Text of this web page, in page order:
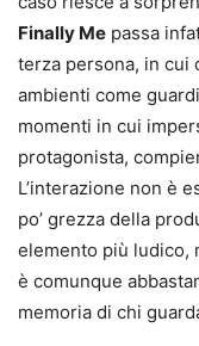
Finally Me passa
terza persona, in cui
ambienti come
momenti in cui
protagonista,
L’interazione non è
po’ grezza della
elemento più ludico,
è comunque
memoria di chi